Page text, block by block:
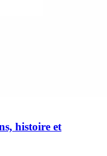
histoire et